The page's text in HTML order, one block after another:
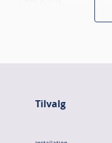
1150 kg.
Tilvalg